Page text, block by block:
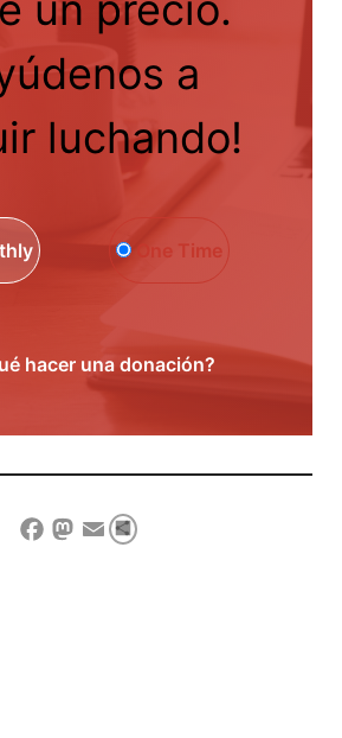
a
luchando!
One Time
hacer una donación?
Facebook
Mastodon
Email
Compartir